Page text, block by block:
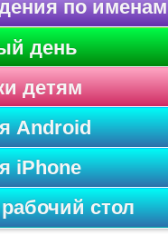
по именам
день
детям
Android
iPhone
стол